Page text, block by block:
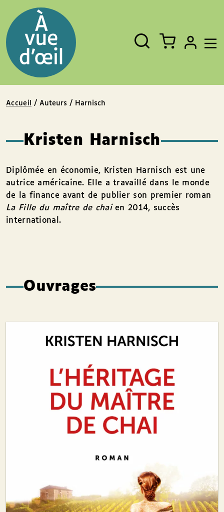
Fermer
Rechercher
un
livre,
un
auteur,
un
EAN
Accueil / Auteurs / Harnisch
Kristen Harnisch
Diplômée en économie, Kristen Harnisch est une
autrice américaine. Elle a travaillé dans le monde
de la finance avant de publier son premier roman
La Fille du maître de chaien 2014, succès
international.
Ouvrages